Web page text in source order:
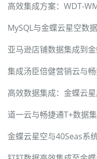
高效集成方案：WDT-
MySQL与金蝶云星空数
亚马逊店铺数据集成到
集成汤臣倍健营销云与
道一云与畅捷通T+数据
金蝶云星空与40Seas系